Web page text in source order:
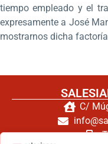
tiempo empleado y el
expresamente a José
mostrarnos dicha
C/